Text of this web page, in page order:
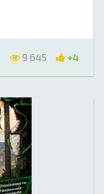
9 645 +4